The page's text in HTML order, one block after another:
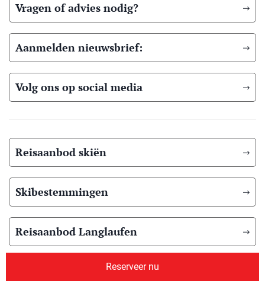
Reserveer nu
Vragen of advies nodig?
Aanmelden nieuwsbrief:
Volg ons op social media
Reisaanbod skiën
Skibestemmingen
Reisaanbod Langlaufen
Langlauf bestemmingen